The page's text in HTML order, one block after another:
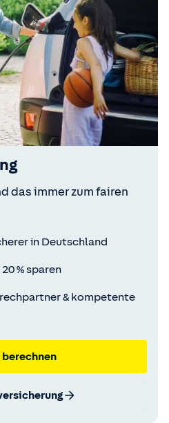
das immer zum fairen
in Deutschland
% sparen
& kompetente